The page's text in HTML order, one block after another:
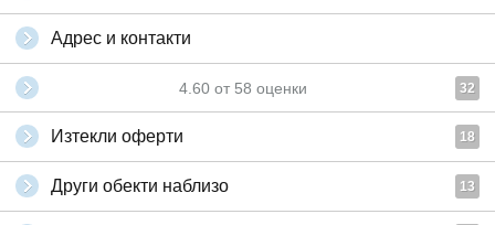
Адрес и контакти
4.60 от 58 оценки 32
Изтекли оферти 18
Други обекти наблизо 13